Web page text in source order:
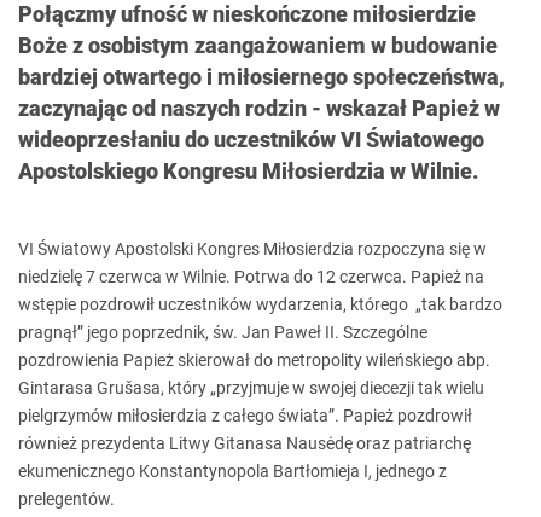
Połączmy ufność w nieskończone miłosierdzie
Boże z osobistym zaangażowaniem w budowanie
bardziej otwartego i miłosiernego społeczeństwa,
zaczynając od naszych rodzin - wskazał Papież w
wideoprzesłaniu do uczestników VI Światowego
Apostolskiego Kongresu Miłosierdzia w Wilnie.
VI Światowy Apostolski Kongres Miłosierdzia rozpoczyna się w
niedzielę 7 czerwca w Wilnie. Potrwa do 12 czerwca. Papież na
wstępie pozdrowił uczestników wydarzenia, którego „tak bardzo
pragnął” jego poprzednik, św. Jan Paweł II. Szczególne
pozdrowienia Papież skierował do metropolity wileńskiego abp.
Gintarasa Grušasa, który „przyjmuje w swojej diecezji tak wielu
pielgrzymów miłosierdzia z całego świata”. Papież pozdrowił
również prezydenta Litwy Gitanasa Nausėdę oraz patriarchę
ekumenicznego Konstantynopola Bartłomieja I, jednego z
prelegentów.